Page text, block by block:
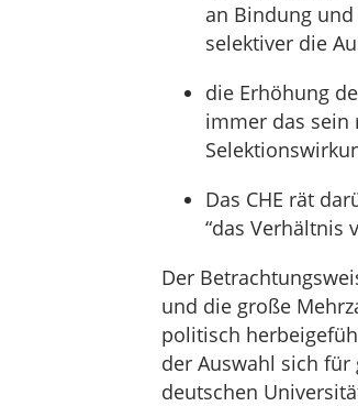
an Bindung
selektiver die
die Erhöhung
immer das sein
Das CHE rät
“das Verhältnis
Der
und die große
politisch
der Auswahl sich
deutschen